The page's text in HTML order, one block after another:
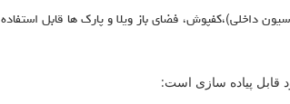
داخلی)،کفپوش، فضای باز ویلا و پارک ها قابل استفاده
قابل پیاده سازی است: